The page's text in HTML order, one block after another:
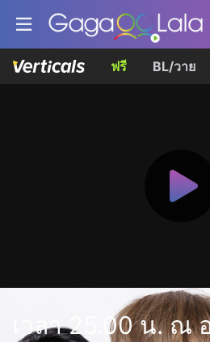
ฟรี BL/วาย
เวลา 25.00 น. ณ